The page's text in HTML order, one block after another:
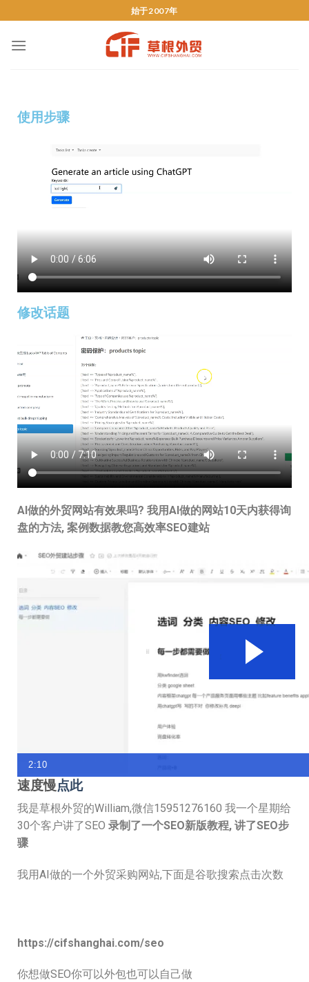
始于2007年
使用步骤
修改话题
AI做的外贸网站有效果吗? 我用AI做的网站10天内获得询
盘的方法, 案例数据教您高效率SEO建站
2:10
速度慢点此
我是草根外贸的William,微信15951276160 我一个星期给
30个客户讲了SEO 录制了一个SEO新版教程, 讲了SEO步
骤
我用AI做的一个外贸采购网站,下面是谷歌搜索点击次数
https://cifshanghai.com/seo
你想做SEO你可以外包也可以自己做